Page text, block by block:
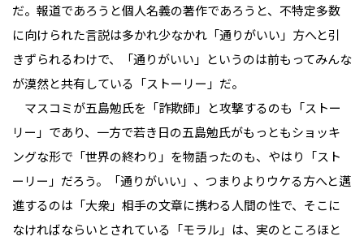
だ。報道であろうと個人名義の著作であろうと、不特定多数
に向けられた言説は多かれ少なかれ「通りがいい」方へと引
きずられるわけで、「通りがいい」というのは前もってみんな
が漠然と共有している「ストーリー」だ。
マスコミが五島勉氏を「詐欺師」と攻撃するのも「ストー
リー」であり、一方で若き日の五島勉氏がもっともショッキ
ングな形で「世界の終わり」を物語ったのも、やはり「スト
ーリー」だろう。「通りがいい」、つまりよりウケる方へと邁
進するのは「大衆」相手の文章に携わる人間の性で、そこに
なければならいとされている「モラル」は、実のところほと